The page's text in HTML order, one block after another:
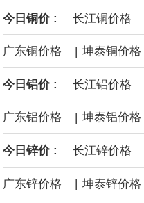
敏感区重叠煤矿。东
源枯竭煤矿退出，妥
等地区因地制宜设置
度低的中小煤矿退出
产停建煤矿应退尽退。
伦敦金属交易所
今日铜价 : 长江铜价格
广东铜价格 | 坤泰铜价格
今日铝价 : 长江铝价格
广东铝价格 | 坤泰铝价格
今日锌价 : 长江锌价格
广东锌价格 | 坤泰锌价格